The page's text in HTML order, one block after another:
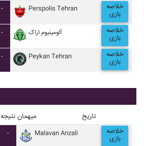
- Perspolis Tehran خلاصه
بازی
- آلومينيوم اراک خلاصه
بازی
- Peykan Tehran خلاصه
بازی
نتیجه میهمان تاریخ
- Malavan Anzali خلاصه
بازی